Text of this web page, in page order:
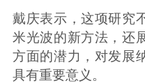
戴庆表示，这项研究
米光波的新方法，还
方面的潜力，对发展
具有重要意义。